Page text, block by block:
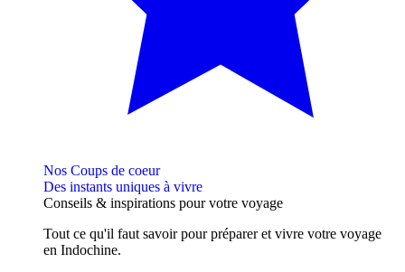
Nos Coups de coeur
Des instants uniques à vivre
Conseils & inspirations pour votre voyage
Tout ce qu'il faut savoir pour préparer et vivre votre voyage
en Indochine.